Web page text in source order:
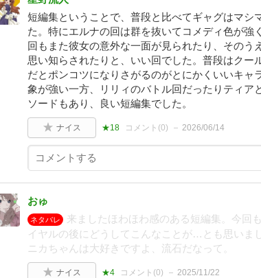
短編集ということで、普段と比べてギャグはマシ
た。特にエルナの回は群を抜いてコメディ色が強
回もまた彼女の意外な一面が見られたり、そのう
思い知らされたりと、いい回でした。普段はクー
だとポンコツになりさがるのがとにかくいいキャ
象が強い一方、リリィのバトル回だったりティア
ソードもあり、良い短編集でした。
ナイス ★18 コメント(0) 2026/06/14
おゅ
ネタバレ
来ましたほわほわ感のある短編集。今回
イヤルの後にどうしてこんなことが…とも思いま
ニカちゃんは大好きですよ、流石だなって。
ナイス ★4 コメント(0) 2025/11/22